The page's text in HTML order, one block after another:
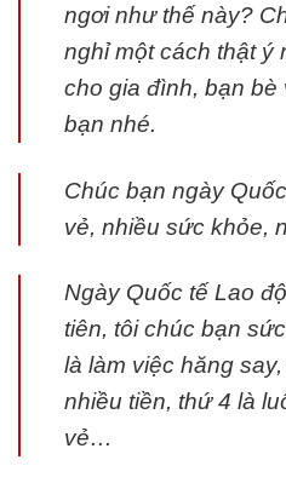
ngơi như thế này?
nghỉ một cách thật ý
cho gia đình, bạn bè
bạn nhé.
Chúc bạn ngày
vẻ, nhiều sức khỏe,
Ngày Quốc tế Lao
tiên, tôi chúc bạn
là làm việc hăng
nhiều tiền, thứ 4 là
vẻ…